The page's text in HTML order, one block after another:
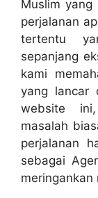
Muslim yang
perjalanan
tertentu
sepanjang
kami
yang lancar
website
masalah
perjalanan
sebagai
meringankan